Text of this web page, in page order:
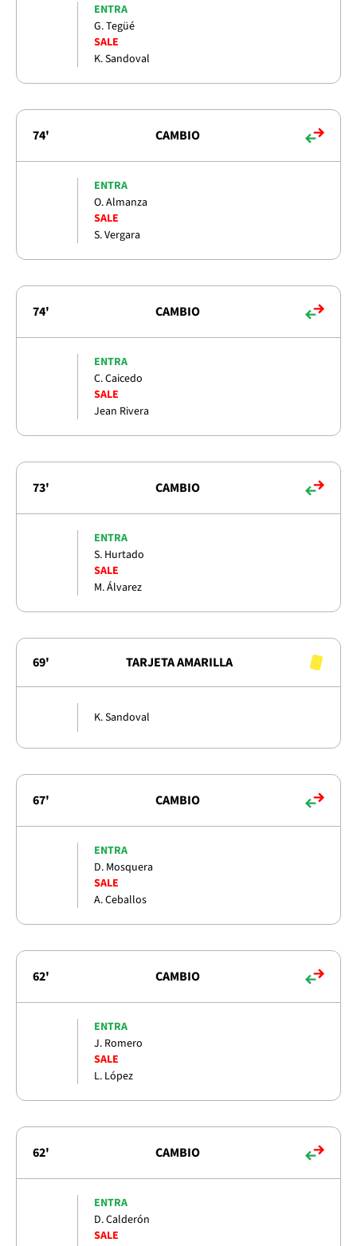
ENTRA
G. Tegüé
SALE
K. Sandoval
74' CAMBIO
ENTRA
O. Almanza
SALE
S. Vergara
74' CAMBIO
ENTRA
C. Caicedo
SALE
Jean Rivera
73' CAMBIO
ENTRA
S. Hurtado
SALE
M. Álvarez
69' TARJETA AMARILLA
K. Sandoval
67' CAMBIO
ENTRA
D. Mosquera
SALE
A. Ceballos
62' CAMBIO
ENTRA
J. Romero
SALE
L. López
62' CAMBIO
ENTRA
D. Calderón
SALE